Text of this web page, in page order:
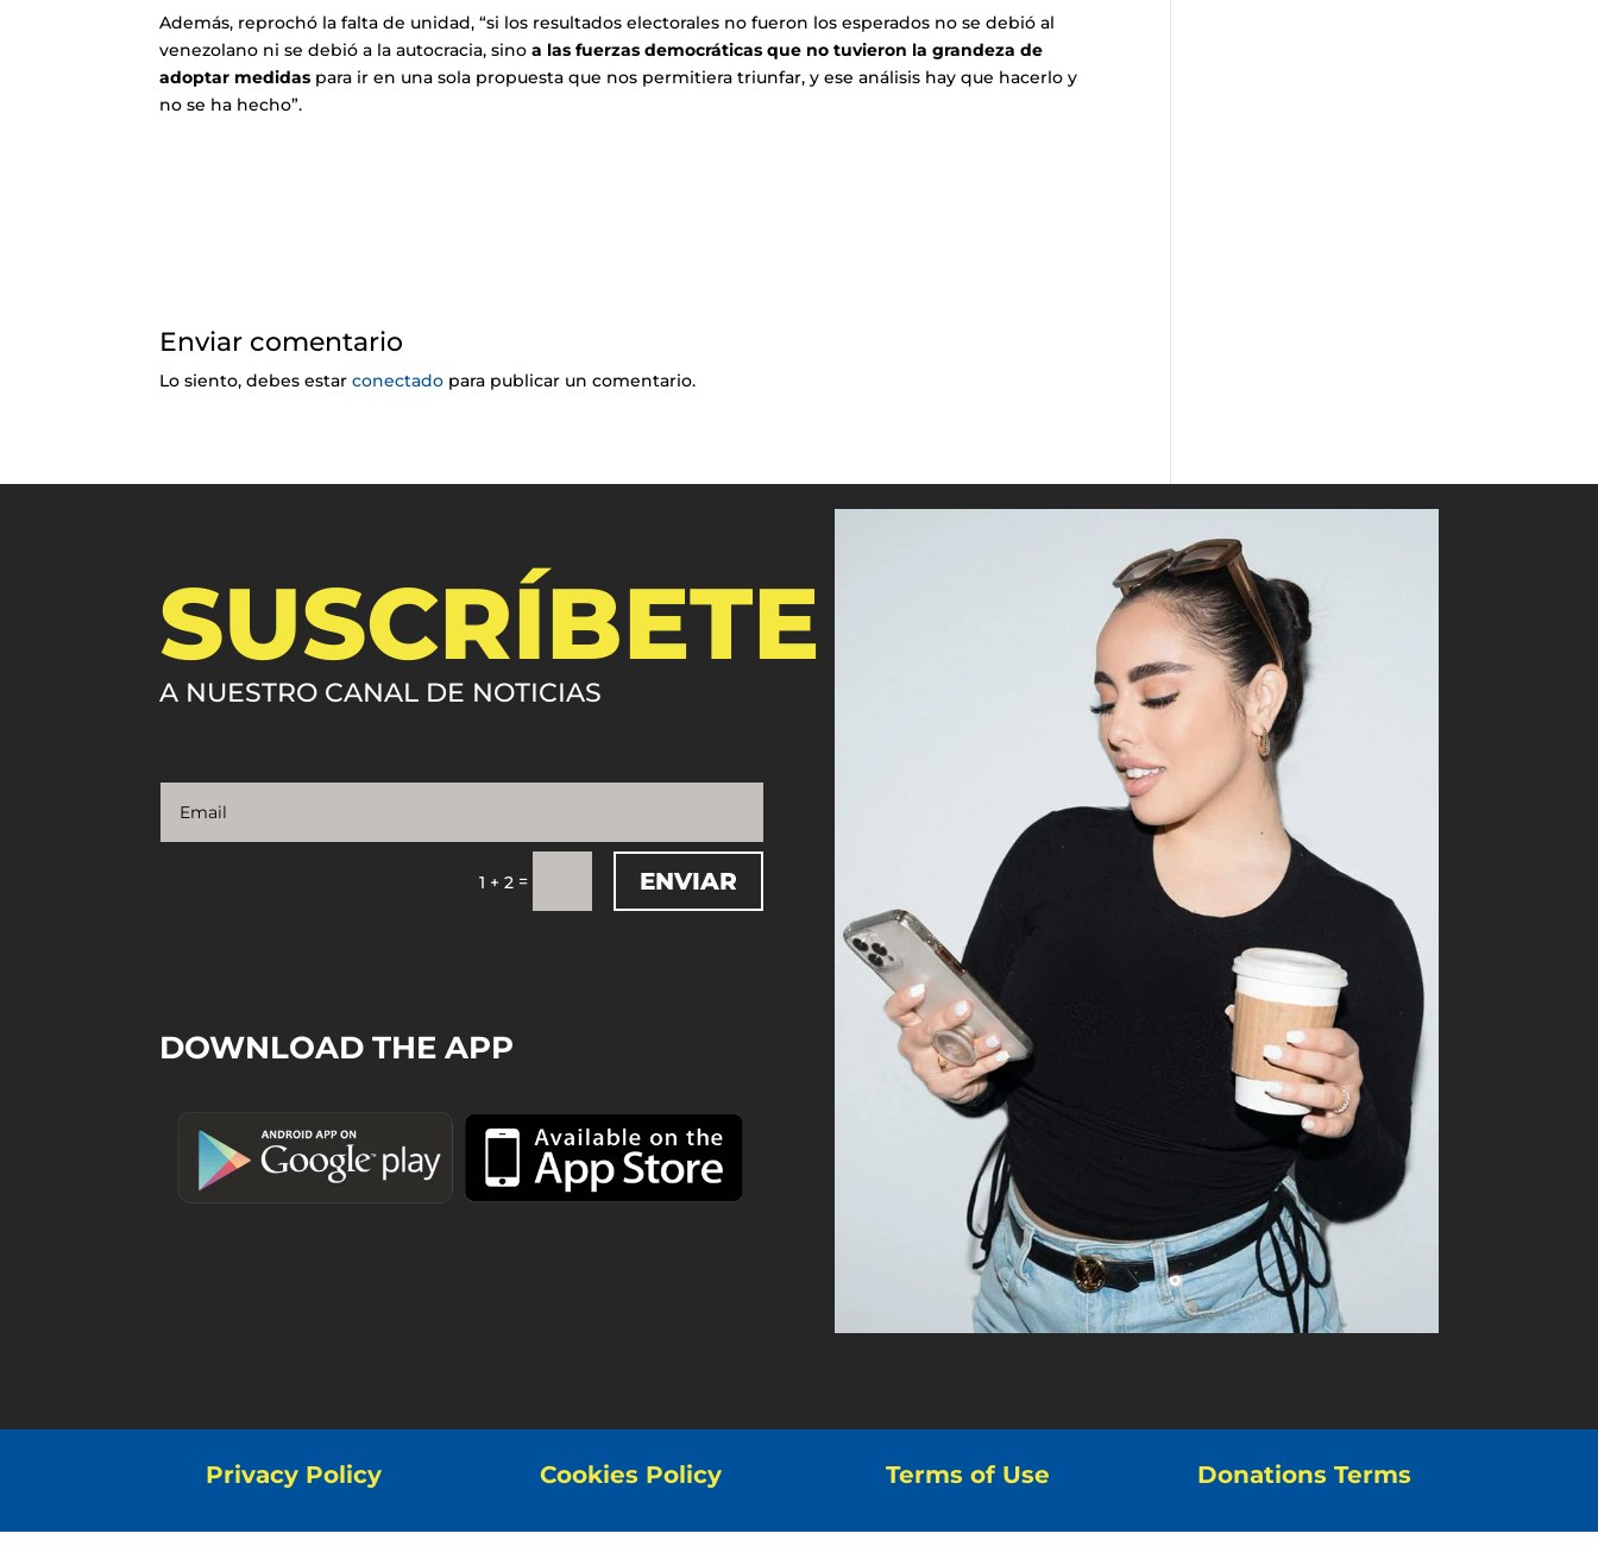
Además, reprochó la falta de unidad, “si los resultados electorales no fueron los esperados no se debió al
venezolano ni se debió a la autocracia, sinoa las fuerzas democráticas que no tuvieron la grandeza de
adoptar medidas para ir en una sola propuesta que nos permitiera triunfar, y ese análisis hay que hacerlo y
no se ha hecho”.
Enviar comentario
Lo siento, debes estarconectado para publicar un comentario.
SUSCRÍBETE
A NUESTRO CANAL DE NOTICIAS
1 + 2 = ENVIAR
DOWNLOAD THE APP
Privacy Policy Cookies Policy Terms of Use Donations Terms